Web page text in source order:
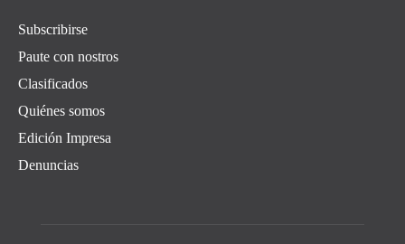
Subscribirse
Paute con nostros
Clasificados
Quiénes somos
Edición Impresa
Denuncias